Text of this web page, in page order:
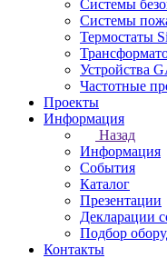
Системы
Системы
Термостаты
Устройства
Частотные
Проекты
Информация
Назад
Информация
События
Каталог
Презентации
Декларации
Подбор
Контакты